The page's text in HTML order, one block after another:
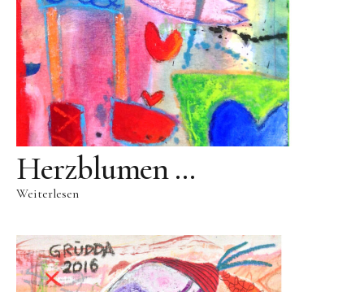
Public Works
Werke in öffentlichem Besitz
Fontenuova, Italien
Gudensberg
Hofhausen
Kassel
Rom, Italien
San Lorenzo, Italien
Herzblumen …
Weiterlesen